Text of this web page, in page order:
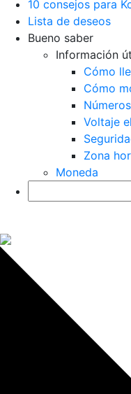
10 consejos para
Lista de deseos
Bueno saber
Información
Cómo
Cómo
Voltaje
Zona
Moneda